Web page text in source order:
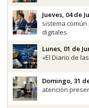
Jueves, 04 de
sistema
digitales
Lunes, 01 de
«El Diario de
Domingo, 31
atención